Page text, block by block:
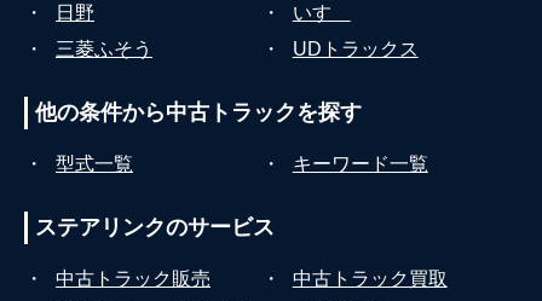
・ 日野 ・
いすゞ
・
三菱ふそう ・ UDトラックス
他の条件から中古トラックを探す
・ 型式一覧 ・ キーワード一覧
ステアリンクのサービス
・ 中古トラック販売 ・
中古トラック買取